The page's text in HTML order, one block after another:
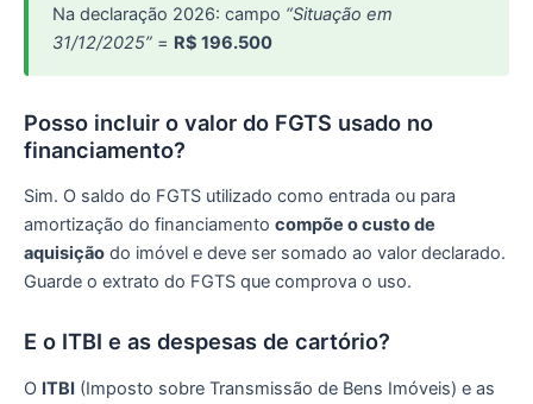
Na declaração 2026: campo “Situação em
31/12/2025” = R$ 196.500
Posso incluir o valor do FGTS usado no
financiamento?
Sim. O saldo do FGTS utilizado como entrada ou para
amortização do financiamento compõe o custo de
aquisição do imóvel e deve ser somado ao valor declarado.
Guarde o extrato do FGTS que comprova o uso.
E o ITBI e as despesas de cartório?
O ITBI (Imposto sobre Transmissão de Bens Imóveis) e as